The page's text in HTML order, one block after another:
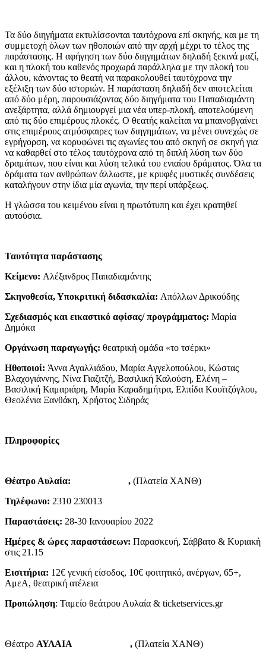
Τα δύο διηγήματα εκτυλίσσονται ταυτόχρονα επί σκηνής, και με τη
συμμετοχή όλων των ηθοποιών από την αρχή μέχρι το τέλος της
παράστασης. Η αφήγηση των δύο διηγημάτων δηλαδή ξεκινά μαζί,
και η πλοκή του καθενός προχωρά παράλληλα με την πλοκή του
άλλου, κάνοντας το θεατή να παρακολουθεί ταυτόχρονα την
εξέλιξη των δύο ιστοριών. Η παράσταση δηλαδή δεν αποτελείται
από δύο μέρη, παρουσιάζοντας δύο διηγήματα του Παπαδιαμάντη
ανεξάρτητα, αλλά δημιουργεί μια νέα υπερ-πλοκή, αποτελούμενη
από τις δύο επιμέρους πλοκές. Ο θεατής καλείται να μπαινοβγαίνει
στις επιμέρους ατμόσφαιρες των διηγημάτων, να μένει συνεχώς σε
εγρήγορση, να κορυφώνει τις αγωνίες του από σκηνή σε σκηνή για
να καθαρθεί στο τέλος ταυτόχρονα από τη διπλή λύση των δύο
δραμάτων, που είναι και λύση τελικά του ενιαίου δράματος. Όλα τα
δράματα των ανθρώπων άλλωστε, με κρυφές μυστικές συνδέσεις
καταλήγουν στην ίδια μία αγωνία, την περί υπάρξεως.
Η γλώσσα του κειμένου είναι η πρωτότυπη και έχει κρατηθεί
αυτούσια.
Ταυτότητα παράστασης
Κείμενο: Αλέξανδρος Παπαδιαμάντης
Σκηνοθεσία, Υποκριτική διδασκαλία: Απόλλων Δρικούδης
Σχεδιασμός και εικαστικό αφίσας/ προγράμματος: Μαρία
Δημόκα
Οργάνωση παραγωγής: θεατρική ομάδα «το τσέρκι»
Ηθοποιοί: Άννα Αγαλλιάδου, Μαρία Αγγελοπούλου, Κώστας
Βλαχογιάννης, Νίνα Γιαζιτζή, Βασιλική Καλούση, Ελένη –
Βασιλική Καμαριάρη, Μαρία Καραδημήτρα, Ελπίδα Κουϊτζόγλου,
Θεολένια Ξανθάκη, Χρήστος Σιδηράς
Πληροφορίες
Θέατρο Αυλαία:
, (Πλατεία ΧΑΝΘ)
Τηλέφωνο: 2310 230013
Παραστάσεις: 28-30 Ιανουαρίου 2022
Ημέρες & ώρες παραστάσεων: Παρασκευή, Σάββατο & Κυριακή
στις 21.15
Εισιτήρια: 12€ γενική είσοδος, 10€ φοιτητικό, ανέργων, 65+,
ΑμεΑ, θεατρική ατέλεια
Προπώληση: Ταμείο θεάτρου Αυλαία & ticketservices.gr
Θέατρο ΑΥΛΑΙΑ , (Πλατεία ΧΑΝΘ)